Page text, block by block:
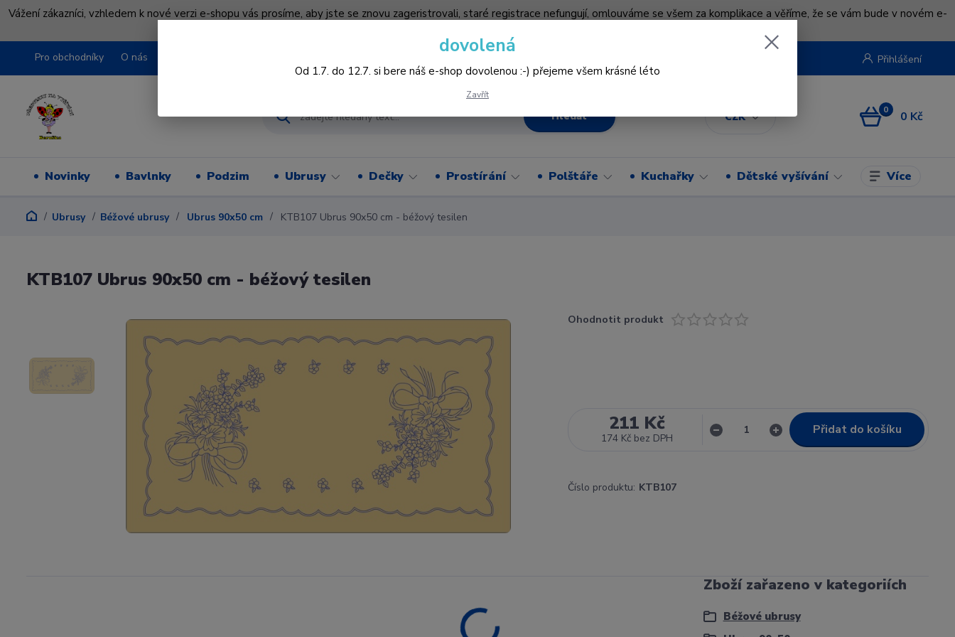
Vážení zákazníci, vzhledem k nové verzi e-shopu vás prosíme, aby jste se znovu zageristrovali, staré registrace nefungují, omlouváme se všem za komplikace a věříme, že se vám bude v novém e-
Pro obchodníky O nás
CZK
Přihlášení
Hledat 0 0 Kč
Novinky Bavlnky Podzim Ubrusy Dečky Prostírání Polštáře Kuchařky Dětské vyšívání Více
Ubrusy Béžové ubrusy Ubrus 90x50 cm KTB107 Ubrus 90x50 cm - béžový tesilen
KTB107 Ubrus 90x50 cm - béžový tesilen
Ohodnotit produkt
211 Kč
174 Kč bez DPH
Přidat do košíku
Číslo produktu: KTB107
Zboží zařazeno v kategoriích
Béžové ubrusy
dovolená
Od 1.7. do 12.7. si bere náš e-shop dovolenou :-) přejeme všem krásné léto
Zavřít